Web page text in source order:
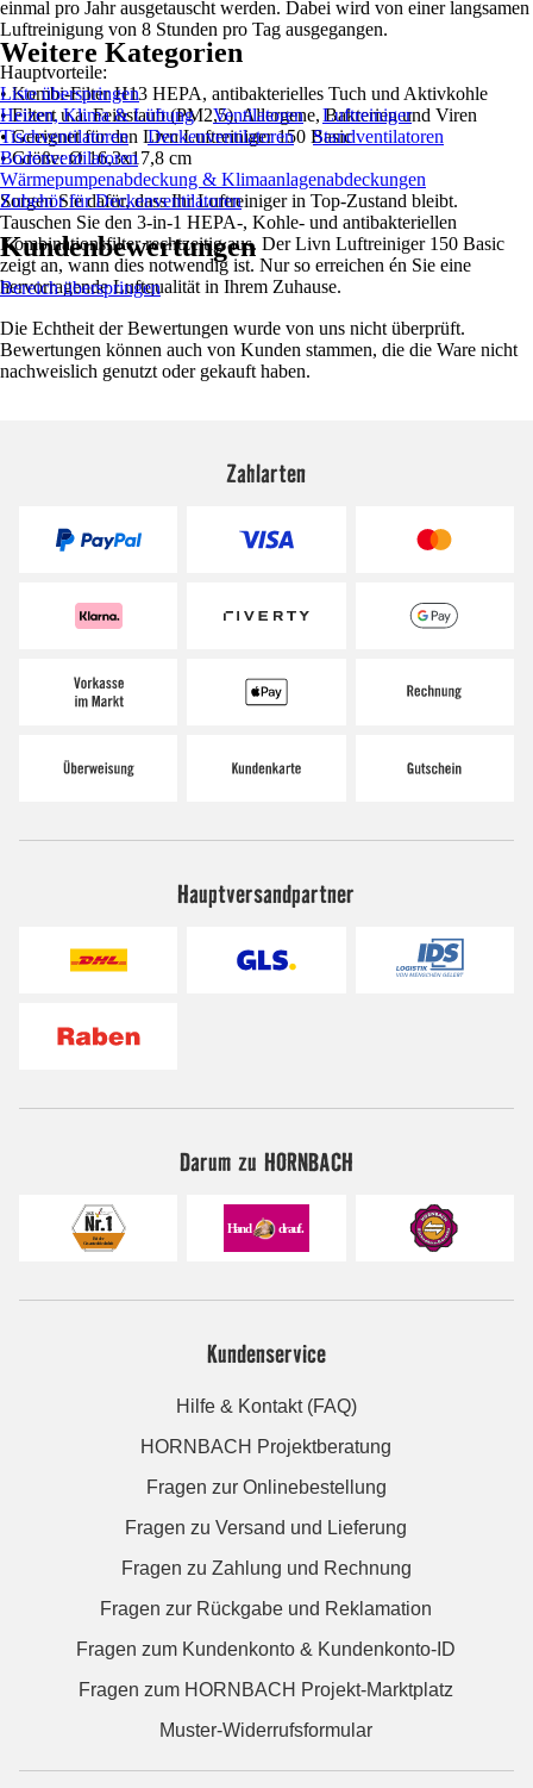
einmal pro Jahr ausgetauscht werden. Dabei wird von einer langsamen
Luftreinigung von 8 Stunden pro Tag ausgegangen.
Hauptvorteile:
• Kombi-Filter H13 HEPA, antibakterielles Tuch und Aktivkohle
• Filtert u.a. Feinstaub (PM2,5), Allergene, Bakterien und Viren
• Geeignet für den Livn Luftreiniger 150 Basic
• Größe: Ø 16,3x17,8 cm
Sorgen Sie dafür, dass Ihr Luftreiniger in Top-Zustand bleibt.
Tauschen Sie den 3-in-1 HEPA-, Kohle- und antibakteriellen
Kombinationsfilter rechtzeitig aus. Der Livn Luftreiniger 150 Basic
zeigt an, wann dies notwendig ist. Nur so erreichen én Sie eine
hervorragende Luftqualität in Ihrem Zuhause.
Weitere Kategorien
Liste überspringen
Heizen, Klima & Lüftung
Ventilatoren
Luftreiniger
Tischventilatoren
Deckenventilatoren
Standventilatoren
Bodenventilatoren
Wärmepumpenabdeckung & Klimaanlagenabdeckungen
Zubehör für Deckenventilatoren
Kundenbewertungen
Bereich überspringen
Die Echtheit der Bewertungen wurde von uns nicht überprüft.
Bewertungen können auch von Kunden stammen, die die Ware nicht
nachweislich genutzt oder gekauft haben.
Zahlarten
Hauptversandpartner
Darum zu HORNBACH
Kundenservice
Hilfe & Kontakt (FAQ)
HORNBACH Projektberatung
Fragen zur Onlinebestellung
Fragen zu Versand und Lieferung
Fragen zu Zahlung und Rechnung
Fragen zur Rückgabe und Reklamation
Fragen zum Kundenkonto & Kundenkonto-ID
Fragen zum HORNBACH Projekt-Marktplatz
Muster-Widerrufsformular